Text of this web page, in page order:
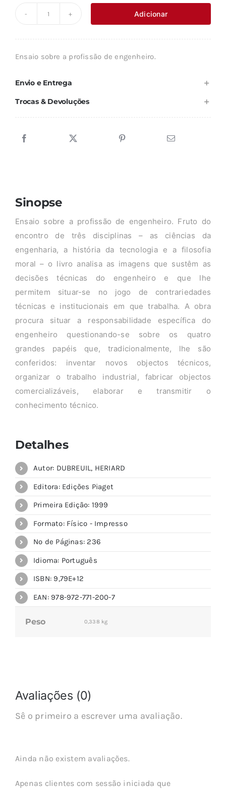
original
era:
é:
TÉCNICO
SOCIAL
Adicionar
Ensaio sobre a profissão de engenheiro.
Envio e Entrega
Trocas & Devoluções
Sinopse
Ensaio sobre a profissão de engenheiro. Fruto do
encontro de três disciplinas – as ciências da
engenharia, a história da tecnologia e a filosofia
moral – o livro analisa as imagens que sustêm as
decisões técnicas do engenheiro e que lhe
permitem situar-se no jogo de contrariedades
técnicas e institucionais em que trabalha. A obra
procura situar a responsabilidade específica do
engenheiro questionando-se sobre os quatro
grandes papéis que, tradicionalmente, lhe são
conferidos: inventar novos objectos técnicos,
organizar o trabalho industrial, fabricar objectos
comercializáveis, elaborar e transmitir o
conhecimento técnico.
Detalhes
Autor: DUBREUIL, HERIARD
Editora: Edições Piaget
Primeira Edição: 1999
Formato: Físico - Impresso
Nº de Páginas: 236
Idioma: Português
ISBN: 9,79E+12
EAN: 978-972-771-200-7
Peso 0,338 kg
Avaliações (0)
Sê o primeiro a escrever uma avaliação.
Ainda não existem avaliações.
Apenas clientes com sessão iniciada que